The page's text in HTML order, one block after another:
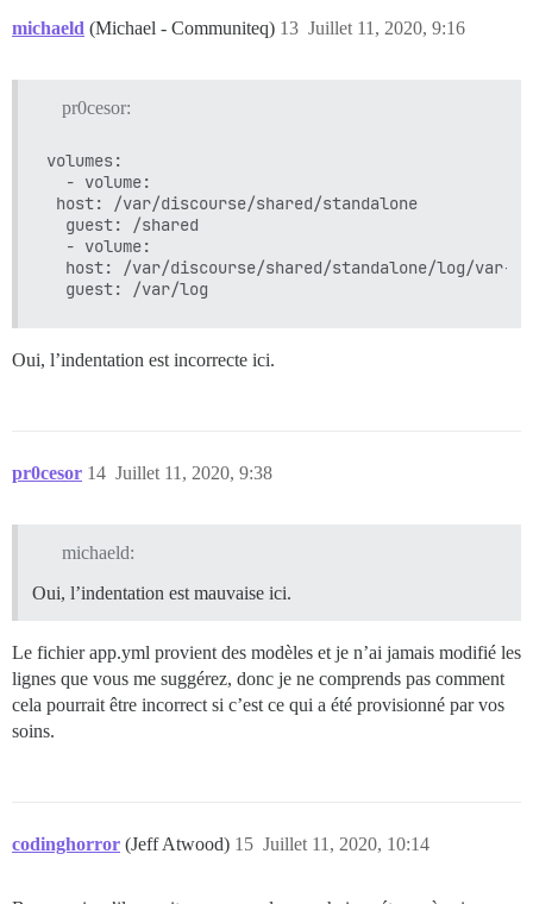
michaeld (Michael - Communiteq) Juillet 11, 2020, 9:16
13
pr0cesor:
volumes:
  - volume:
host: /var/discourse/shared/standalone
  guest: /shared
  - volume:
host: /var/discourse/shared/standalone/log/var-
Oui, l’indentation est incorrecte ici.
pr0cesor Juillet 11, 2020, 9:38
14
michaeld:
Oui, l’indentation est mauvaise ici.
Le fichier app.yml provient des modèles et je n’ai jamais modifié les
lignes que vous me suggérez, donc je ne comprends pas comment
cela pourrait être incorrect si c’est ce qui a été provisionné par vos
soins.
codinghorror (Jeff Atwood) Juillet 11, 2020, 10:14
15